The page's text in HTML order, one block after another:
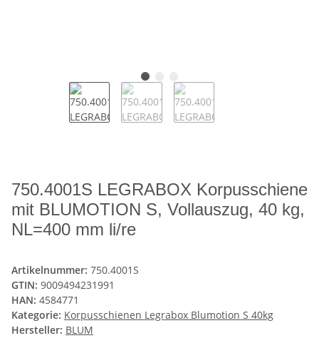
750.4001S LEGRABOX Korpusschiene
mit BLUMOTION S, Vollauszug, 40 kg,
NL=400 mm li/re
Artikelnummer: 750.4001S
GTIN: 9009494231991
HAN: 4584771
Kategorie: Korpusschienen Legrabox Blumotion S 40kg
Hersteller: BLUM